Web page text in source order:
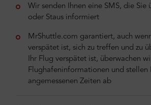
Wir senden Ihnen eine SMS, die Sie
oder Staus informiert
MrShuttle.com garantiert, auch
verspätet ist, sich zu treffen und zu
Ihr Flug verspätet ist, überwachen
Flughafeninformationen und stellen
angemessenen Zeiten ab